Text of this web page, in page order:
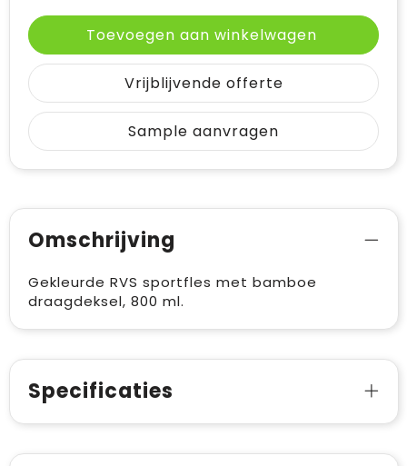
Toevoegen aan winkelwagen
Vrijblijvende offerte
Sample aanvragen
Omschrijving
Gekleurde RVS sportfles met bamboe
draagdeksel, 800 ml.
Specificaties